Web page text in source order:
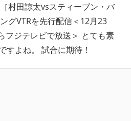
村田諒太vsスティーブン・バ
グVTRを先行配信＜12月23
フジテレビで放送＞ とても素
すよね。 試合に期待！